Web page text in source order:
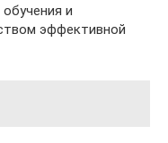
и
эффективной